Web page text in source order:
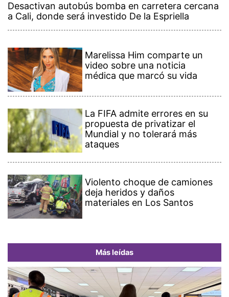
Desactivan autobús bomba en carretera cercana
a Cali, donde será investido De la Espriella
Marelissa Him comparte un
video sobre una noticia
médica que marcó su vida
La FIFA admite errores en su
propuesta de privatizar el
Mundial y no tolerará más
ataques
Violento choque de camiones
deja heridos y daños
materiales en Los Santos
Más leídas